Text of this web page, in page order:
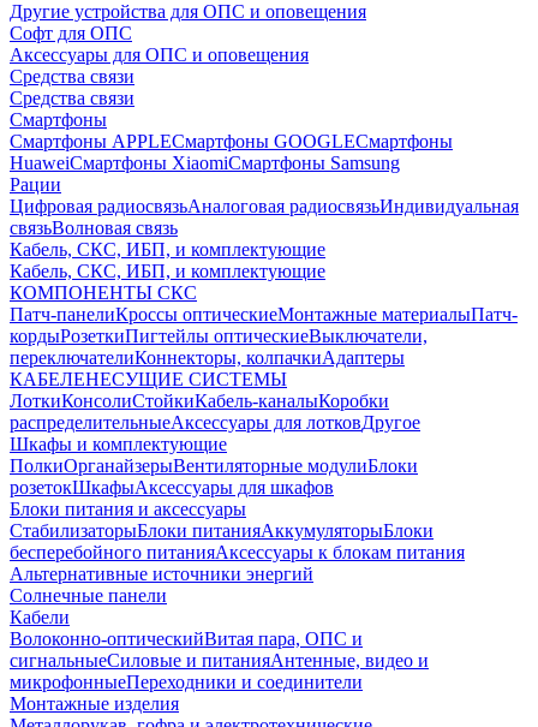
Другие устройства для ОПС и оповещения
Софт для ОПС
Аксессуары для ОПС и оповещения
Средства связи
Средства связи
Смартфоны
Смартфоны APPLEСмартфоны GOOGLEСмартфоны
HuaweiСмартфоны XiaomiСмартфоны Samsung
Рации
Цифровая радиосвязьАналоговая радиосвязьИндивидуальная
связьВолновая связь
Кабель, СКС, ИБП, и комплектующие
Кабель, СКС, ИБП, и комплектующие
КОМПОНЕНТЫ СКС
Патч-панелиКроссы оптическиеМонтажные материалыПатч-
кордыРозеткиПигтейлы оптическиеВыключатели,
переключателиКоннекторы, колпачкиАдаптеры
КАБЕЛЕНЕСУЩИЕ СИСТЕМЫ
ЛоткиКонсолиСтойкиКабель-каналыКоробки
распределительныеАксессуары для лотковДругое
Шкафы и комплектующие
ПолкиОрганайзерыВентиляторные модулиБлоки
розетокШкафыАксессуары для шкафов
Блоки питания и аксессуары
СтабилизаторыБлоки питанияАккумуляторыБлоки
бесперебойного питанияАксессуары к блокам питания
Альтернативные источники энергий
Солнечные панели
Кабели
Волоконно-оптическийВитая пара, ОПС и
сигнальныеСиловые и питанияАнтенные, видео и
микрофонныеПереходники и соединители
Монтажные изделия